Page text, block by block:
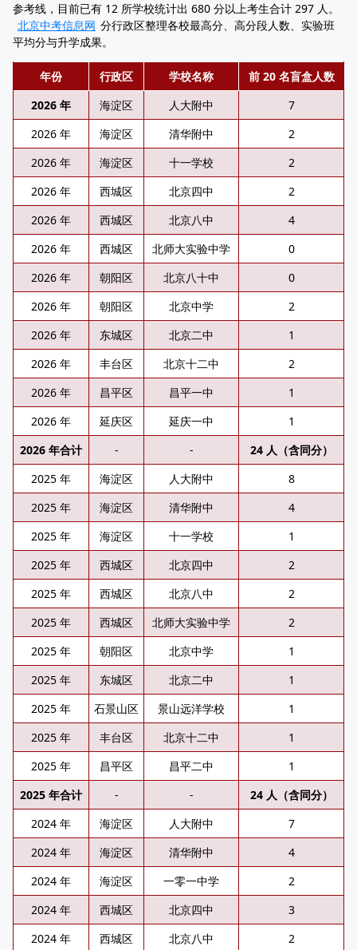
参考线，目前已有 12 所学校统计出 680 分以上考生合计 297 人。
北京中考信息网 分行政区整理各校最高分、高分段人数、实验班
平均分与升学成果。
年份 行政区 学校名称
前 20 名盲盒人数
2026 年
海淀区 人大附中
7
2026 年
海淀区 清华附中
2
2026 年
海淀区 十一学校
2
2026 年
西城区 北京四中
2
2026 年
西城区 北京八中
4
2026 年
西城区 北师大实验中学
0
2026 年
朝阳区 北京八十中
0
2026 年
朝阳区 北京中学
2
2026 年
东城区 北京二中
1
2026 年
丰台区 北京十二中
2
2026 年
昌平区 昌平一中
1
2026 年
延庆区 延庆一中
1
2026 年合计
- -
24 人（含同分）
2025 年
海淀区 人大附中
8
2025 年
海淀区 清华附中
4
2025 年
海淀区 十一学校
1
2025 年
西城区 北京四中
2
2025 年
西城区 北京八中
2
2025 年
西城区 北师大实验中学
2
2025 年
朝阳区 北京中学
1
2025 年
东城区 北京二中
1
2025 年
石景山区 景山远洋学校
1
2025 年
丰台区 北京十二中
1
2025 年
昌平区 昌平二中
1
2025 年合计
- -
24 人（含同分）
2024 年
海淀区 人大附中
7
2024 年
海淀区 清华附中
4
2024 年
海淀区 一零一中学
2
2024 年
西城区 北京四中
3
2024 年
西城区 北京八中
2